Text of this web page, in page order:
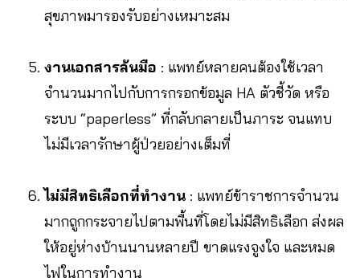
สุขภาพมารองรับอย่างเหมาะสม
งานเอกสารล้นมือ : แพทย์หลายคนต้องใช้เวลา
จำนวนมากไปกับการกรอกข้อมูล HA ตัวชี้วัด หรือ
ระบบ “paperless” ที่กลับกลายเป็นภาระ จนแทบ
ไม่มีเวลารักษาผู้ป่วยอย่างเต็มที่
ไม่มีสิทธิเลือกที่ทำงาน : แพทย์ข้าราชการจำนวน
มากถูกกระจายไปตามพื้นที่โดยไม่มีสิทธิเลือก ส่งผล
ให้อยู่ห่างบ้านนานหลายปี ขาดแรงจูงใจ และหมด
ไฟในการทำงาน